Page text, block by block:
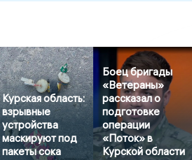
Курская область:
взрывные
устройства
маскируют под
пакеты сока
Боец бригады
«Ветераны»
рассказал о
подготовке
операции
«Поток» в
Курской области